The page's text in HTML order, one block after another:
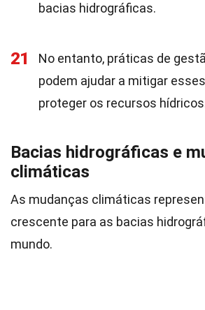
bacias hidrográficas.
21
No entanto, práticas de
podem ajudar a mitigar
proteger os recursos
Bacias hidrográficas e
climáticas
As mudanças climáticas
crescente para as bacias
mundo.